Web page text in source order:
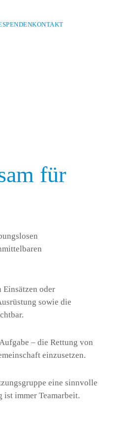
SPENDENKONTAKT
für
Einsätzen oder
sowie die
– die Rettung von
einzusetzen.
eine sinnvolle
ist immer Teamarbeit.